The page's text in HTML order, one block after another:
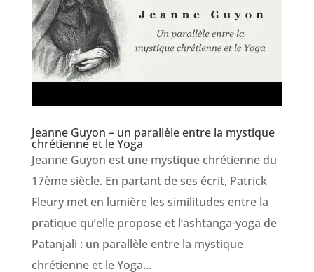
Jeanne Guyon – un parallèle entre la mystique
chrétienne et le Yoga
Jeanne Guyon est une mystique chrétienne du
17ème siècle. En partant de ses écrit, Patrick
Fleury met en lumière les similitudes entre la
pratique qu’elle propose et l’ashtanga-yoga de
Patanjali : un parallèle entre la mystique
chrétienne et le Yoga...